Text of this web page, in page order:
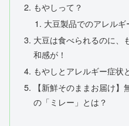
もやしって？
大豆製品でのアレル
大豆は食べられるのに、
和感が！
もやしとアレルギー症状
【新鮮そのままお届け
の「ミレー」とは？